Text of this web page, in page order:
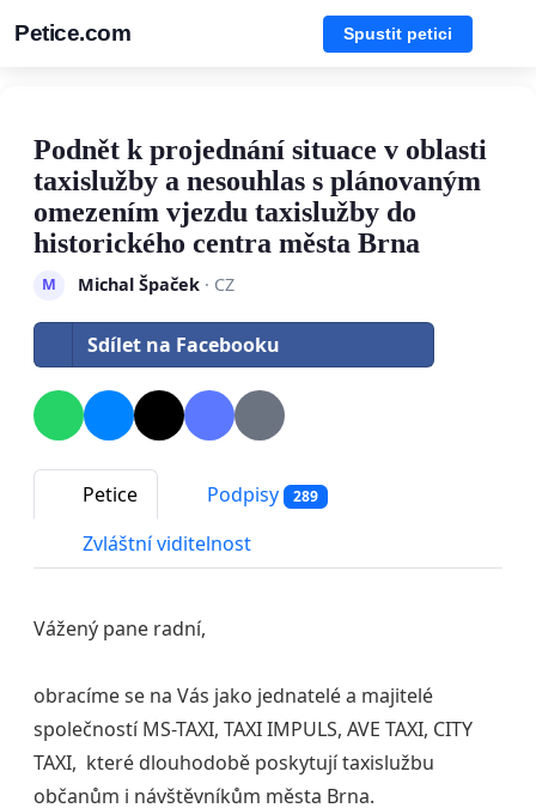
Petice.com Spustit petici
Podnět k projednání situace v oblasti
taxislužby a nesouhlas s plánovaným
omezením vjezdu taxislužby do
historického centra města Brna
M Michal Špaček· CZ
Sdílet na Facebooku
Petice Podpisy 289
Zvláštní viditelnost
Vážený pane radní,
obracíme se na Vás jako jednatelé a majitelé
společností MS-TAXI, TAXI IMPULS, AVE TAXI, CITY
TAXI, které dlouhodobě poskytují taxislužbu
občanům i návštěvníkům města Brna.